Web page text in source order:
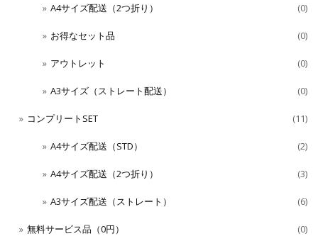
A4サイズ配送（2つ折り） (0)
お得なセット品 (0)
アウトレット (0)
A3サイズ（ストレート配送） (0)
コンプリートSET (11)
A4サイズ配送（STD） (2)
A4サイズ配送（2つ折り） (3)
A3サイズ配送（ストレート） (6)
無料サービス品（0円） (0)